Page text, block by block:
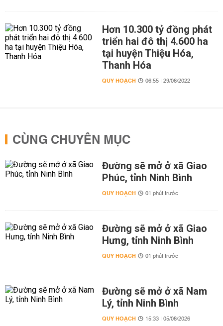
Hơn 10.300 tỷ đồng phát
triển hai đô thị 4.600 ha
tại huyện Thiệu Hóa,
Thanh Hóa
QUY HOẠCH 06:55 | 29/06/2022
CÙNG CHUYÊN MỤC
Đường sẽ mở ở xã Giao
Phúc, tỉnh Ninh Bình
QUY HOẠCH 01 phút trước
Đường sẽ mở ở xã Giao
Hưng, tỉnh Ninh Bình
QUY HOẠCH 01 phút trước
Đường sẽ mở ở xã Nam
Lý, tỉnh Ninh Bình
QUY HOẠCH 15:33 | 05/08/2026